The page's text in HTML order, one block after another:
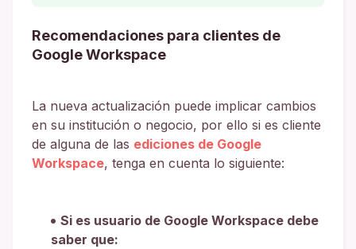
Recomendaciones para clientes de
Google Workspace
La nueva actualización puede implicar cambios
en su institución o negocio, por ello si es cliente
de alguna de las ediciones de Google
Workspace, tenga en cuenta lo siguiente:
Si es usuario de Google Workspace debe
saber que: